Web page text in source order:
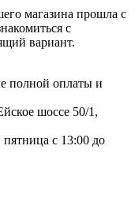
магазина прошла с
с
вариант.
полной оплаты и
шоссе 50/1,
пятница с 13:00 до